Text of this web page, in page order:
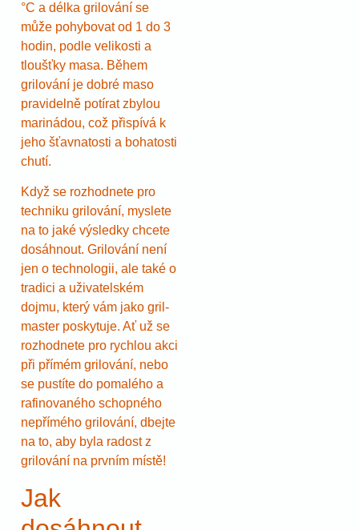
°C a délka grilování se
může pohybovat od 1 do 3
hodin, podle velikosti a
tloušťky masa. Během
grilování je dobré maso
pravidelně potírat zbylou
marinádou, což přispívá k
jeho šťavnatosti a bohatosti
chutí.
Když se rozhodnete pro
techniku grilování, myslete
na to jaké výsledky chcete
dosáhnout. Grilování není
jen o technologii, ale také o
tradici a uživatelském
dojmu, který vám jako gril-
master poskytuje. Ať už se
rozhodnete pro rychlou akci
při přímém grilování, nebo
se pustíte do pomalého a
rafinovaného schopného
nepřímého grilování, dbejte
na to, aby byla radost z
grilování na prvním místě!
Jak